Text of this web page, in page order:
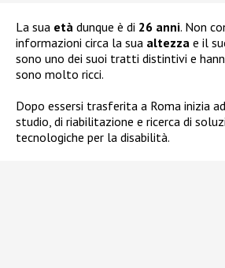
La sua età dunque è di 26 anni. Non
informazioni circa la sua altezza e il
sono uno dei suoi tratti distintivi e
sono molto ricci.
Dopo essersi trasferita a Roma inizia
studio, di riabilitazione e ricerca di
tecnologiche per la disabilità.